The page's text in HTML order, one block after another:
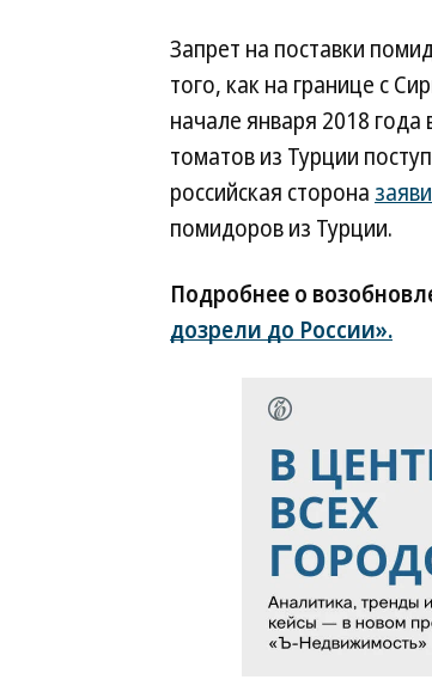
Запрет на поставки
того, как на границе с
начале января 2018
томатов из Турции
российская сторона
помидоров из Турции.
Подробнее о
дозрели до России».